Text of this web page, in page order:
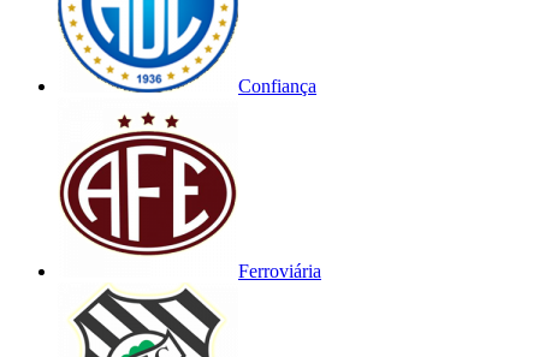
Confiança
Ferroviária